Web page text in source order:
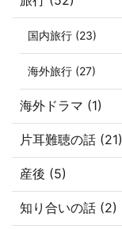
国内旅行 (23)
海外旅行 (27)
海外ドラマ (1)
片耳難聴の話 (21)
産後 (5)
知り合いの話 (2)